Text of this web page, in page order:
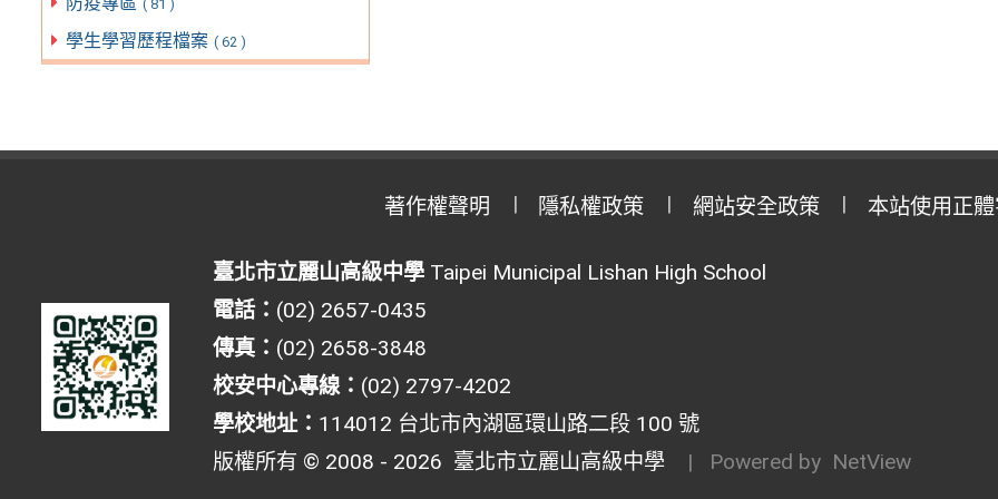
( 81 )
學生學習歷程檔案 ( 62 )
著作權聲明 隱私權政策 網站安全政策 本站使用正
臺北市立麗山高級中學Taipei Municipal Lishan High School
電話： (02) 2657-0435
傳真： (02) 2658-3848
校安中心專線： (02) 2797-4202
學校地址： 114012 台北市內湖區環山路二段 100 號
版權所有 © 2008 - 2026 臺北市立麗山高級中學 | Powered by NetView